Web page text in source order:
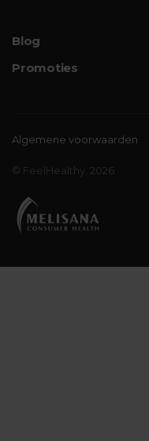
Blog
Promoties
Algemene voorwaarden
© FeelHealthy, 2026